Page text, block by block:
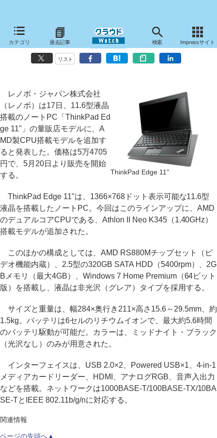
カテゴリ 過去記事 検索 Impressサイト
レノボ、11.6型液晶のノートPC「ThinkPad Edge 11"」にAthlon II
Neoモデルを追加
リスト
ThinkPad Edge 11"
レノボ・ジャパン株式会社
（レノボ）は17日、11.6型液晶
搭載のノートPC「ThinkPad Ed
ge 11"」の量販店モデルに、A
MD製CPU搭載モデルを追加す
ると発表した。価格は5万4705
円で、5月20日より販売を開始
する。
ThinkPad Edge 11"は、1366×768ドット表示可能な11.6型
液晶を搭載したノートPC。今回はこのラインアップに、AMD
のデュアルコアCPUである、Athlon II Neo K345（1.40GHz）
搭載モデルが追加された。
このほかの構成としては、AMD RS880Mチップセット（ビ
デオ機能内蔵）、2.5型の320GB SATA HDD（5400rpm）、2G
Bメモリ（最大4GB）、Windows 7 Home Premium（64ビット
版）を搭載し、液晶は非光沢（グレア）タイプを採用する。
サイズと重量は、幅284×奥行き211×高さ15.6～29.5mm、約
1.5kg。バッテリは6セルのリチウムイオンで、最大約5.6時間
のバッテリ駆動が可能だ。カラーは、ミッドナイト・ブラック
（光沢なし）のみが用意された。
インターフェイスは、USB 2.0×2、Powered USB×1、4-in-1
メディアカードリーダー、HDMI、アナログRGB、音声入出力
などを搭載。ネットワークは1000BASE-T/100BASE-TX/10BA
SE-TとIEEE 802.11b/g/nに対応する。
関連情報
ページの先頭へ▲